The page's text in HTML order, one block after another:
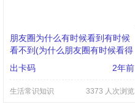
朋友圈为什么有时候看到有时候
看不到(为什么朋友圈有时候看得
到有时候看不到 )
出卡码 2年前
生活常识知识 3373 人次浏览